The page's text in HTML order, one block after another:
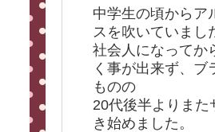
中学生の頃からア
スを吹いていまし
社会人になってか
く事が出来ず、ブ
ものの
20代後半よりまた
き始めました。